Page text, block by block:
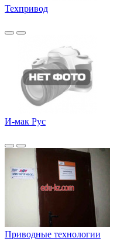
Техпривод
И-мак Рус
Приводные технологии